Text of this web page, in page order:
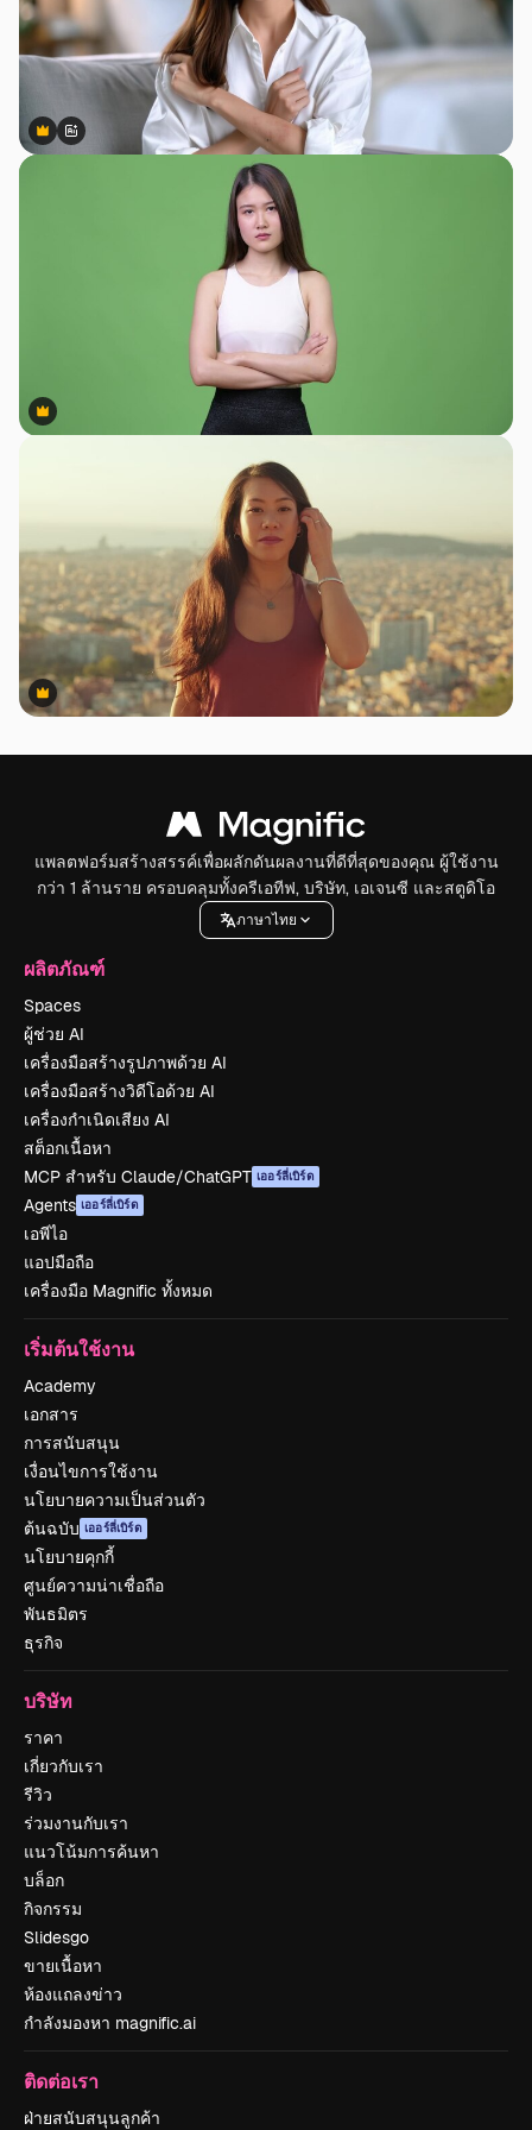
Premium
Premium
สร้างขึ้นโดย AI
Premium
Premium
Premium
Premium
แพลตฟอร์มสร้างสรรค์เพื่อผลักดันผลงานที่ดีที่สุดของคุณ ผู้ใช้งาน
กว่า 1 ล้านราย ครอบคลุมทั้งครีเอทีฟ, บริษัท, เอเจนซี และสตูดิโอ
ภาษาไทย
ผลิตภัณฑ์
Spaces
ผู้ช่วย AI
เครื่องมือสร้างรูปภาพด้วย AI
เครื่องมือสร้างวิดีโอด้วย AI
เครื่องกำเนิดเสียง AI
สต็อกเนื้อหา
MCP สำหรับ Claude/ChatGPT เออร์ลี่เบิร์ด
Agents เออร์ลี่เบิร์ด
เอพีไอ
แอปมือถือ
เครื่องมือ Magnific ทั้งหมด
เริ่มต้นใช้งาน
Academy
เอกสาร
การสนับสนุน
เงื่อนไขการใช้งาน
นโยบายความเป็นส่วนตัว
ต้นฉบับ เออร์ลี่เบิร์ด
นโยบายคุกกี้
ศูนย์ความน่าเชื่อถือ
พันธมิตร
ธุรกิจ
บริษัท
ราคา
เกี่ยวกับเรา
รีวิว
ร่วมงานกับเรา
แนวโน้มการค้นหา
บล็อก
กิจกรรม
Slidesgo
ขายเนื้อหา
ห้องแถลงข่าว
กำลังมองหา magnific.ai
ติดต่อเรา
ฝ่ายสนับสนุนลูกค้า